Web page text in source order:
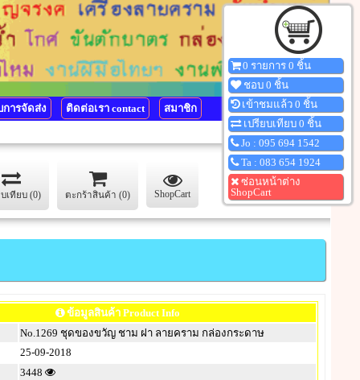
ารจัดส่ง ติดต่อเรา contact สมาชิก
บเทียบ (0) ตะกร้าสินค้า (0) ShopCart
ข้อมูลสินค้า Product Info
No.1269 ชุดของขวัญ ชาม ฝา ลายคราม กล่องกระดาษ
25-09-2018
3448
0 รายการ 0 ชิ้น
ชอบ 0 ชิ้น
เข้าชมแล้ว 0 ชิ้น
เปรียบเทียบ 0 ชิ้น
Jo : 095 694 1542
Ta : 083 654 1924
ซ่อนหน้าต่าง
ShopCart